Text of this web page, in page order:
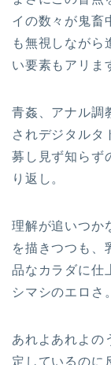
イの数々が鬼畜
も無視しながら
い要素もアリま
青姦、アナル調
されデジタルタ
募し見ず知らず
り返し。
理解が追いつか
を描きつつも、
品なカラダに仕
シマシのエロさ。
あれよあれよの
定しているのに